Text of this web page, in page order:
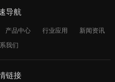
导航
产品中心 行业应用
新闻资讯
我们
链接